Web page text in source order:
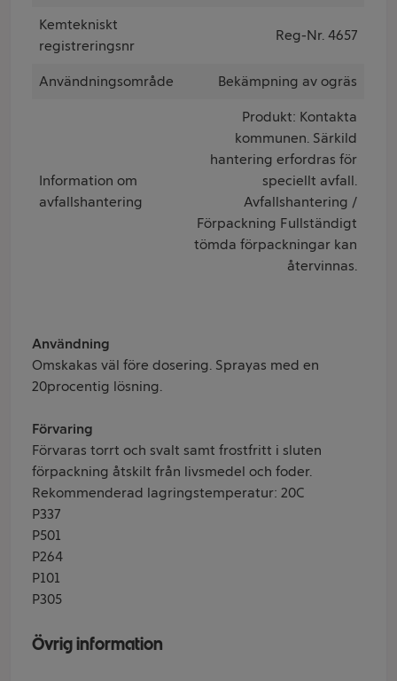
Kemtekniskt
registreringsnr
Reg-Nr. 4657
Användningsområde Bekämpning av ogräs
Information om
avfallshantering
Produkt: Kontakta
kommunen. Särkild
hantering erfordras för
speciellt avfall.
Avfallshantering /
Förpackning Fullständigt
tömda förpackningar kan
återvinnas.
Användning
Omskakas väl före dosering. Sprayas med en
20procentig lösning.
Förvaring
Förvaras torrt och svalt samt frostfritt i sluten
förpackning åtskilt från livsmedel och foder.
Rekommenderad lagringstemperatur: 20C
P337
P501
P264
P101
P305
Övrig information